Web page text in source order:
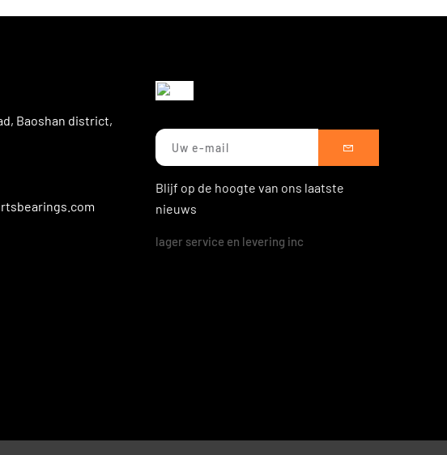
Baoshan district,
Blijf op de hoogte van ons laatste
nieuws
lager service en levering inc